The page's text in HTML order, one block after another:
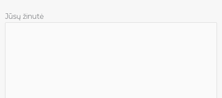
Jūsų žinutė